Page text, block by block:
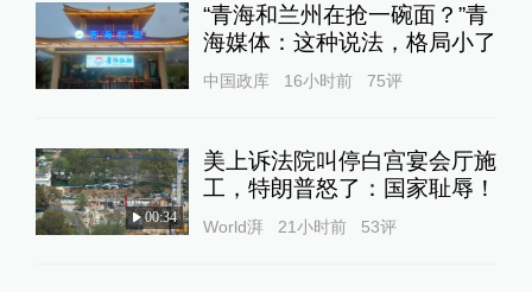
“青海和兰州在抢一碗面？”青
海媒体：这种说法，格局小了
中国政库 16小时前 75评
00:34
美上诉法院叫停白宫宴会厅施
工，特朗普怒了：国家耻辱！
World湃 21小时前 53评